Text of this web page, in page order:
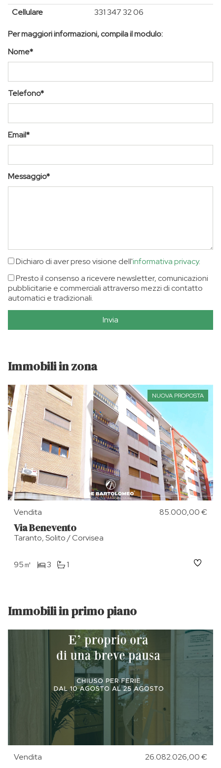
Cellulare
331 347 32 06
Per maggiori informazioni, compila il modulo:
Nome*
Telefono*
Email*
Messaggio*
Dichiaro di aver preso visione dell'informativa privacy.
Presto il consenso a ricevere newsletter, comunicazioni
pubblicitarie e commerciali attraverso mezzi di contatto
automatici e tradizionali.
Invia
Immobili in zona
NUOVA PROPOSTA
Vendita 85.000,00 €
Via Benevento
Taranto, Solito / Corvisea
95㎡ 3 1
Immobili in primo piano
Vendita 26.082.026,00 €